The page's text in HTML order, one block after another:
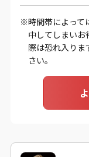
時間帯によって
中してしまいお
際は恐れ入りま
さい。